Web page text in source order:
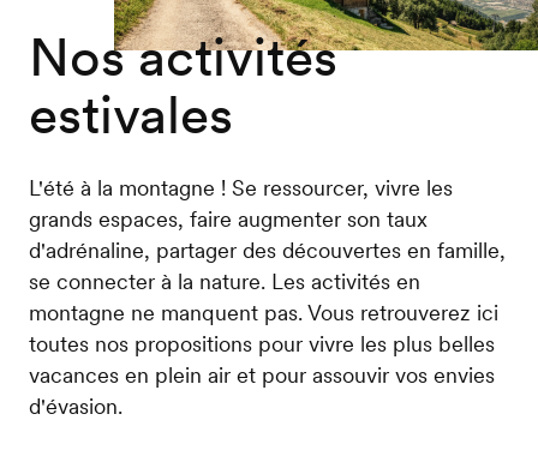
Nos activités
estivales
L'été à la montagne ! Se ressourcer, vivre les
grands espaces, faire augmenter son taux
d'adrénaline, partager des découvertes en famille,
se connecter à la nature. Les activités en
montagne ne manquent pas. Vous retrouverez ici
toutes nos propositions pour vivre les plus belles
vacances en plein air et pour assouvir vos envies
d'évasion.